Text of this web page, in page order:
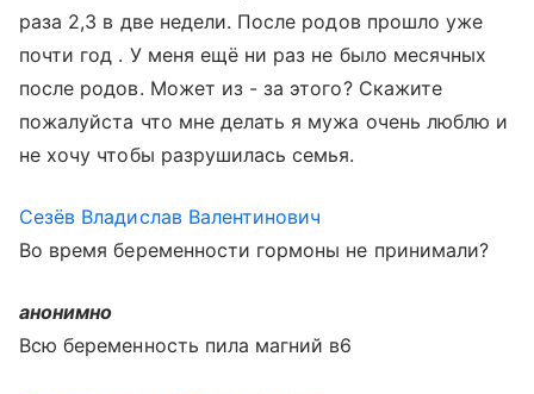
раза 2,3 в две недели. После родов прошло уже
почти год . У меня ещё ни раз не было месячных
после родов. Может из - за этого? Скажите
пожалуйста что мне делать я мужа очень люблю и
не хочу чтобы разрушилась семья.
Сезёв Владислав Валентинович
Во время беременности гормоны не принимали?
анонимно
Всю беременность пила магний в6